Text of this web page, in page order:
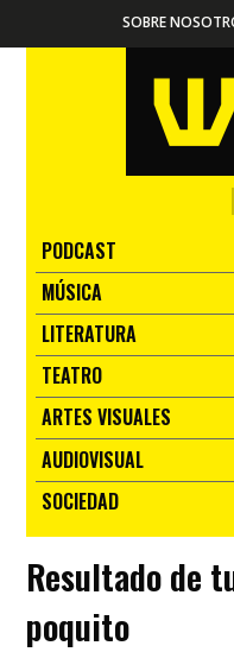
SOBRE
PODCAST
MÚSICA
LITERATURA
TEATRO
ARTES VISUALES
AUDIOVISUAL
SOCIEDAD
Resultado de
poquito